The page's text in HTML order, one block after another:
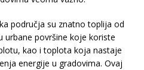
područja su znatno toplija od
urbane površine koje koriste
kao i toplota koja nastaje
energije u gradovima. Ovaj